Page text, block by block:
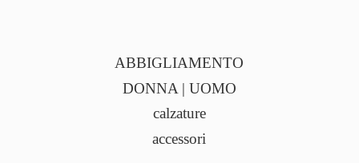
ABBIGLIAMENTO
DONNA | UOMO
calzature
accessori